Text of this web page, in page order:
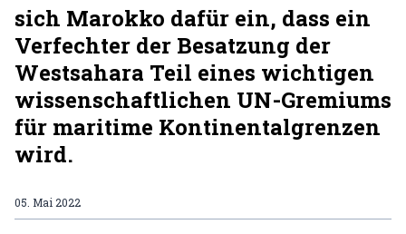
sich Marokko dafür ein, dass ein
Verfechter der Besatzung der
Westsahara Teil eines wichtigen
wissenschaftlichen UN-Gremiums
für maritime Kontinentalgrenzen
wird.
05. Mai 2022